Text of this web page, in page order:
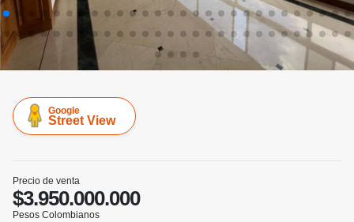
Google
Street View
Precio de venta
$3.950.000.000
Pesos Colombianos